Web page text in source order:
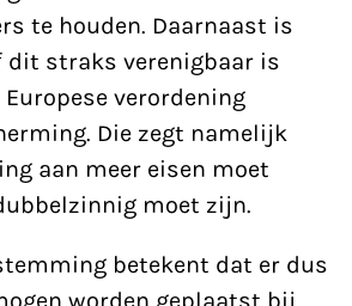
te houden. Daarnaast is
dit straks verenigbaar is
verordening
Die zegt namelijk
aan meer eisen moet
moet zijn.
betekent dat er dus